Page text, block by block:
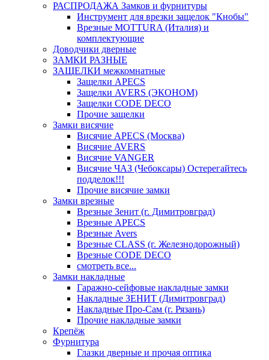
РАСПРОДАЖА Замков и фурнитуры
Инструмент для врезки защелок "Кнобы"
Врезные MOTTURA (Италия) и
комплектующие
Доводчики дверные
ЗАМКИ РАЗНЫЕ
ЗАЩЕЛКИ межкомнатные
Защелки APECS
Защелки AVERS (ЭКОНОМ)
Защелки CODE DECO
Прочие защелки
Замки висячие
Висячие APECS (Москва)
Висячие AVERS
Висячие VANGER
Висячие ЧАЗ (Чебоксары) Остерегайтесь
подделок!!!
Прочие висячие замки
Замки врезные
Врезные Зенит (г. Димитровград)
Врезные APECS
Врезные Avers
Врезные CLASS (г. Железнодорожный)
Врезные CODE DECO
смотреть все...
Замки накладные
Гаражно-сейфовые накладные замки
Накладные ЗЕНИТ (Димитровград)
Накладные Про-Сам (г. Рязань)
Прочие накладные замки
Крепёж
Фурнитура
Глазки дверные и прочая оптика